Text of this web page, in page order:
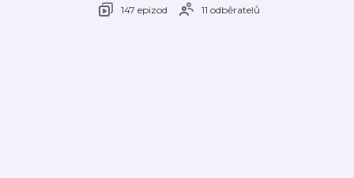
147 epizod
11 odběratelů